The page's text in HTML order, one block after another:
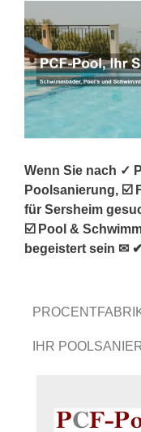
Wenn Sie nach ✓
Poolsanierung, ☑️
für Sersheim
☑️ Pool &
begeistert sein ✉
IHR